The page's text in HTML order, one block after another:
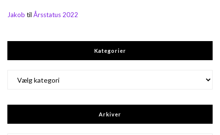
Jakob til Årsstatus 2022
Kategorier
Arkiver